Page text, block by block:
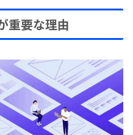
重要な理由